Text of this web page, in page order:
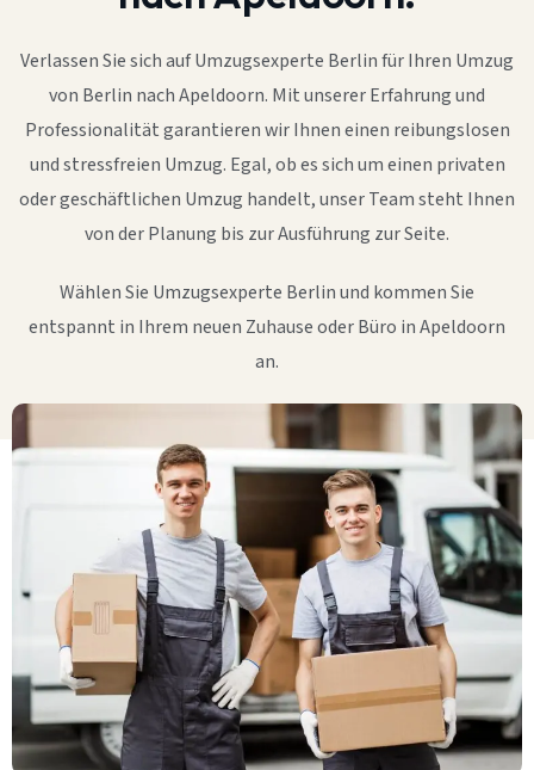
Verlassen Sie sich auf Umzugsexperte Berlin für Ihren Umzug
von Berlin nach Apeldoorn. Mit unserer Erfahrung und
Professionalität garantieren wir Ihnen einen reibungslosen
und stressfreien Umzug. Egal, ob es sich um einen privaten
oder geschäftlichen Umzug handelt, unser Team steht Ihnen
von der Planung bis zur Ausführung zur Seite.
Wählen Sie Umzugsexperte Berlin und kommen Sie
entspannt in Ihrem neuen Zuhause oder Büro in Apeldoorn
an.